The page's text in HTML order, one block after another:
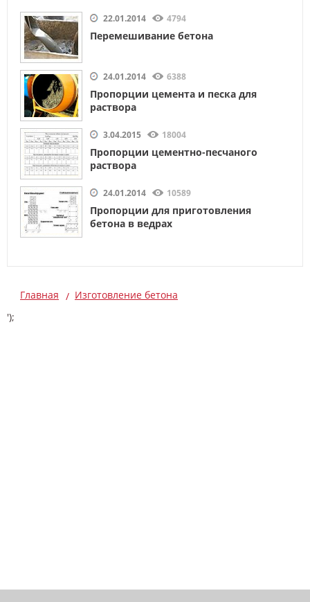
22.01.2014 4794
Перемешивание бетона
24.01.2014 6388
Пропорции цемента и песка для
раствора
3.04.2015 18004
Пропорции цементно-песчаного
раствора
24.01.2014 10589
Пропорции для приготовления
бетона в ведрах
Главная
Изготовление бетона
');